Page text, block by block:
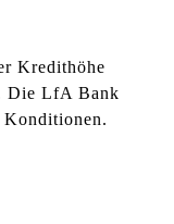
Kredithöhe
Die LfA Bank
Konditionen.